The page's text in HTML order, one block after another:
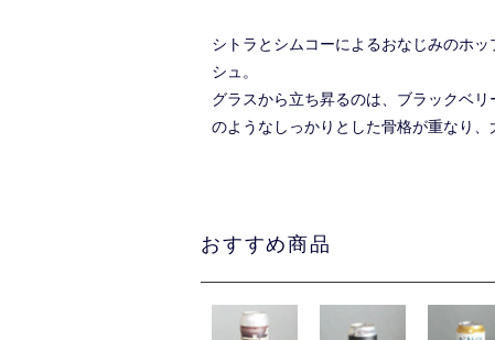
シトラとシムコーによるおなじみのホ
シュ。
グラスから立ち昇るのは、ブラックベ
のようなしっかりとした骨格が重なり、
おすすめ商品